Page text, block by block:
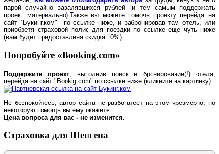
парой случайно завалявшихся рублей (и тем самым поддержать
проект материально).Также вы можете помочь проекту перейдя на
сайт "Букинг.ком" по ссылке ниже, и забронировав там отель, или
приобретя страховой полис для поездки по ссылке еще чуть ниже
(вам будет предоставлена скидка 10%).
Попробуйте «Booking.com»
Поддержите проект, выполнив поиск и бронирование(!) отеля,
перейдя на сайт "Bookig.com" по ссылке ниже (кликните на картинку):
Не беспокойтесь, автор сайта не разбогатеет на этом чрезмерно, но
некоторую помощь вы ему окажете.
Цена вопроса для вас - не изменится.
Страховка для Шенгена